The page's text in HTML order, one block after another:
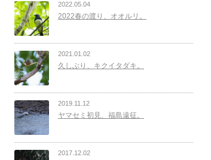
2022.05.04
2022春の渡り、オオルリ。
2021.01.02
久しぶり、キクイタダキ。
2019.11.12
ヤマセミ初見、福島遠征。
2017.12.02